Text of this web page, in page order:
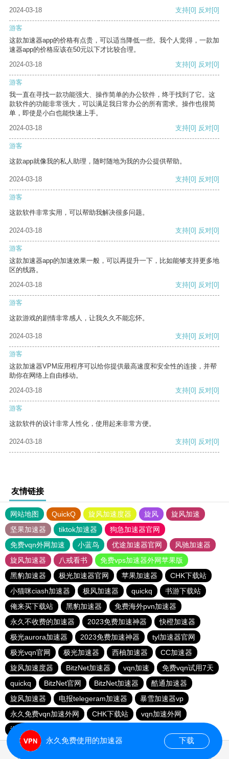
2024-03-18
支持[0] 反对[0]
游客
这款加速器app的价格有点贵，可以适当降低一些。我个人觉得，一款加
速器app的价格应该在50元以下才比较合理。
2024-03-18
支持[0] 反对[0]
游客
我一直在寻找一款功能强大、操作简单的办公软件，终于找到了它。这
款软件的功能非常强大，可以满足我日常办公的所有需求。操作也很简
单，即使是小白也能快速上手。
2024-03-18
支持[0] 反对[0]
游客
这款app就像我的私人助理，随时随地为我的办公提供帮助。
2024-03-18 支持[0] 反对[0]
游客
这款软件非常实用，可以帮助我解决很多问题。
2024-03-18 支持[0] 反对[0]
游客
这款加速器app的加速效果一般，可以再提升一下，比如能够支持更多地
区的线路。
2024-03-18
支持[0] 反对[0]
游客
这款游戏的剧情非常感人，让我久久不能忘怀。
2024-03-18 支持[0] 反对[0]
游客
这款加速器VPM应用程序可以给你提供最高速度和安全性的连接，并帮
助你在网络上自由移动。
2024-03-18
支持[0] 反对[0]
游客
这款软件的设计非常人性化，使用起来非常方便。
2024-03-18 支持[0] 反对[0]
友情链接
网站地图 QuickQ 旋风加速度器 旋风
旋风加速
坚果加速器
tiktok加速器
狗急加速器官网
免费vqn外网加速
小蓝鸟 优途加速器官网
风驰加速器
旋风加速器
八戒看书
免费vps加速器外网苹果版
黑豹加速器
极光加速器官网 苹果加速器
CHK下载站
小猫咪ciash加速器
极风加速器 quickq
书游下载站
俺来买下载站
黑豹加速器
免费海外pvn加速器
永久不收费的加速器
2023免费加速神器
快橙加速器
极光aurora加速器
2023免费加速神器
tyl加速器官网
极光vqn官网
极光加速器 西柚加速器
CC加速器
旋风加速度器
BitzNet加速器 vqn加速
免费vqn试用7天
quickq
BitzNet官网 BitzNet加速器
酷通加速器
旋风加速器
电报telegeram加速器
暴雪加速器vp
永久免费vqn加速外网
CHK下载站
vqn加速外网
海鸥下载站
永久免费使用的加速器 下载